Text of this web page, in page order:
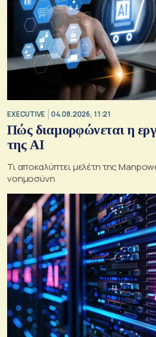
EXECUTIVE 04.08.2026, 11:21
Πώς διαμορφώνεται η
της AI
Τι αποκαλύπτει μελέτη της
νοημοσύνη